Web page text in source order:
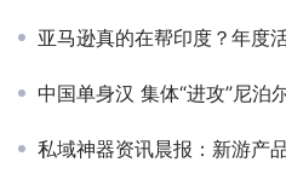
亚马逊真的在帮印度？年度活动
中国单身汉 集体“进攻”尼泊
私域神器资讯晨报：新游产品找发行大合集新版第一期出炉！日本"测测星座"称霸生活品类榜单，源于焦虑；CDPR证实正